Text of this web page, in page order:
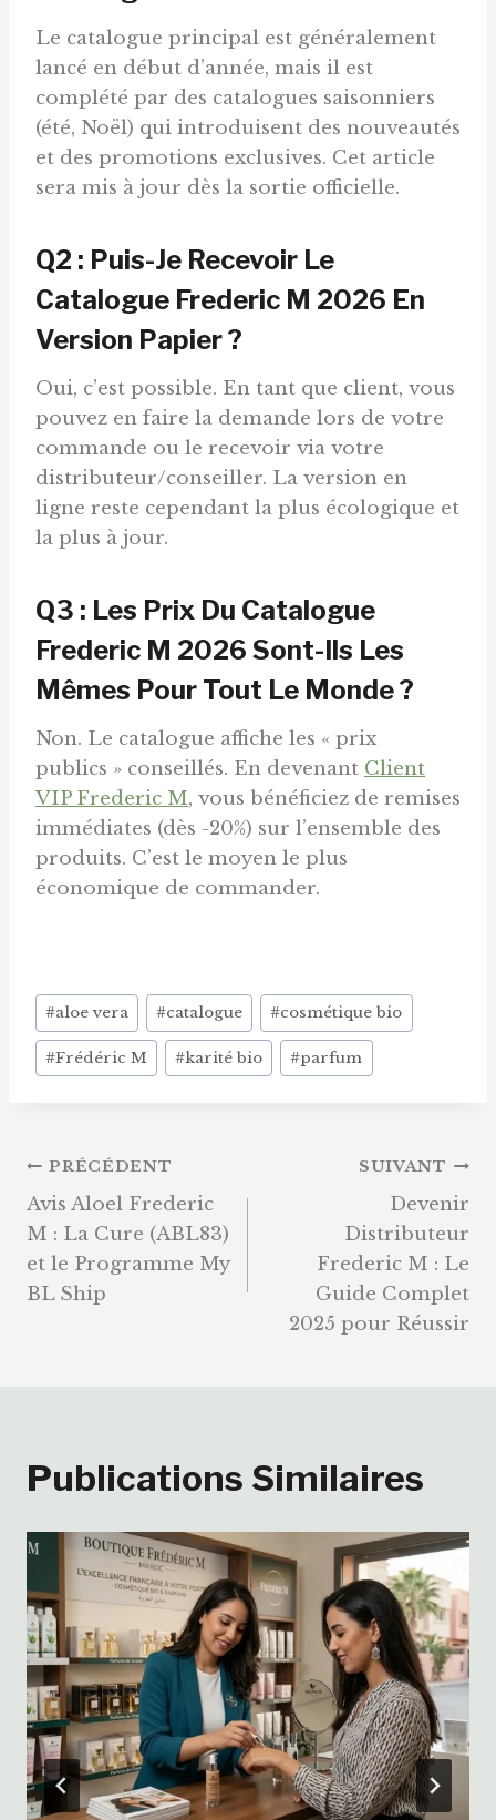
Le catalogue principal est généralement
lancé en début d’année, mais il est
complété par des catalogues saisonniers
(été, Noël) qui introduisent des nouveautés
et des promotions exclusives. Cet article
sera mis à jour dès la sortie officielle.
Q2 : Puis-Je Recevoir Le
Catalogue Frederic M 2026 En
Version Papier ?
Oui, c’est possible. En tant que client, vous
pouvez en faire la demande lors de votre
commande ou le recevoir via votre
distributeur/conseiller. La version en
ligne reste cependant la plus écologique et
la plus à jour.
Q3 : Les Prix Du Catalogue
Frederic M 2026 Sont-Ils Les
Mêmes Pour Tout Le Monde ?
Non. Le catalogue affiche les « prix
publics » conseillés. En devenant Client
VIP Frederic M, vous bénéficiez de remises
immédiates (dès -20%) sur l’ensemble des
produits. C’est le moyen le plus
économique de commander.
Étiquettes
de
la
#aloe vera #catalogue #cosmétique bio
#Frédéric M #karité bio #parfum
Navigation
De
L’article
PRÉCÉDENT
Avis Aloel Frederic
M : La Cure (ABL83)
et le Programme My
BL Ship
SUIVANT
Devenir
Distributeur
Frederic M : Le
Guide Complet
2025 pour Réussir
Publications Similaires